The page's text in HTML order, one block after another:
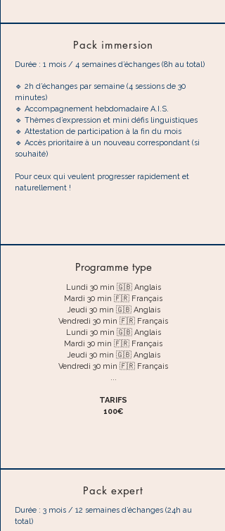
Pack immersion
Durée : 1 mois / 4 semaines d’échanges (8h au total)
🔹 2h d’échanges par semaine (4 sessions de 30
minutes)
🔹 Accompagnement hebdomadaire A.I.S.
🔹 Thèmes d’expression et mini défis linguistiques
🔹 Attestation de participation à la fin du mois
🔹 Accès prioritaire à un nouveau correspondant (si
souhaité)
Pour ceux qui veulent progresser rapidement et
naturellement !
Programme type
Lundi 30 min 🇬🇧 Anglais
Mardi 30 min 🇫🇷 Français
Jeudi 30 min 🇬🇧 Anglais
Vendredi 30 min 🇫🇷 Français
Lundi 30 min 🇬🇧 Anglais
Mardi 30 min 🇫🇷 Français
Jeudi 30 min 🇬🇧 Anglais
Vendredi 30 min 🇫🇷 Français
...
TARIFS
100€
Pack expert
Durée : 3 mois / 12 semaines d’échanges (24h au
total)